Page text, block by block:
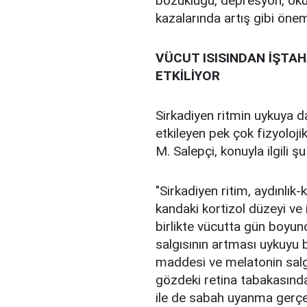
kazalarında artış gibi
VÜCUT ISISINDAN
ETKİLİYOR
Sirkadiyen ritmin uykuya
etkileyen pek çok
M. Salepçi, konuyla ilgili
"Sirkadiyen ritim, aydınlık-
kandaki kortizol düzeyi ve
birlikte vücutta gün
salgısının artması
maddesi ve melatonin
gözdeki retina
ile de sabah uyanma